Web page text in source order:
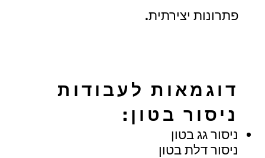
פתרונות יצירתית.
דוגמאות לעבודות
ניסור בטון:
ניסור גג בטון
ניסור דלת בטון